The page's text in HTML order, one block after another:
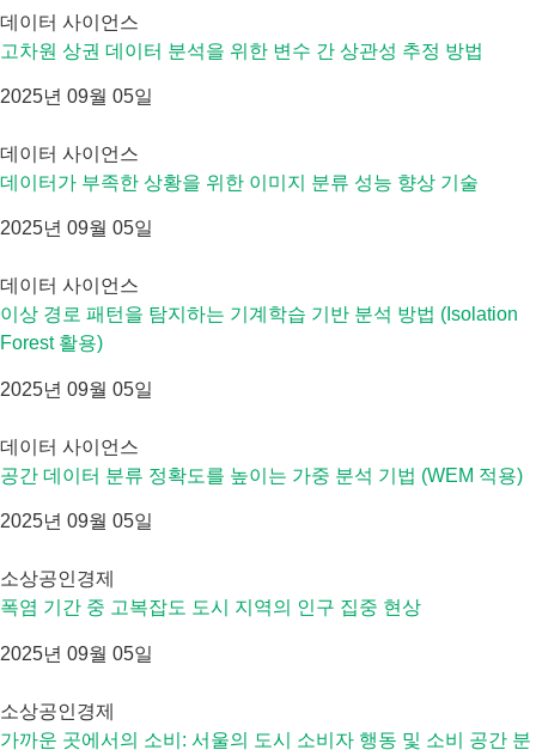
데이터 사이언스
고차원 상권 데이터 분석을 위한 변수 간 상관성 추정 방법
2025년 09월 05일
데이터 사이언스
데이터가 부족한 상황을 위한 이미지 분류 성능 향상 기술
2025년 09월 05일
데이터 사이언스
이상 경로 패턴을 탐지하는 기계학습 기반 분석 방법 (Isolation
Forest 활용)
2025년 09월 05일
데이터 사이언스
공간 데이터 분류 정확도를 높이는 가중 분석 기법 (WEM 적용)
2025년 09월 05일
소상공인경제
폭염 기간 중 고복잡도 도시 지역의 인구 집중 현상
2025년 09월 05일
소상공인경제
가까운 곳에서의 소비: 서울의 도시 소비자 행동 및 소비 공간 분